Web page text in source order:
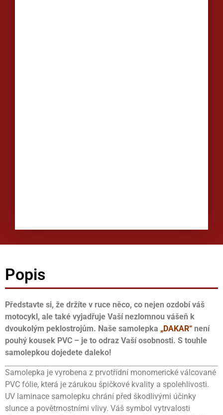
Popis
Představte si, že držíte v ruce něco, co nejen ozdobí váš
motocykl, ale také vyjadřuje Vaší nezlomnou vášeň k
dvoukolým peklostrojům. Naše samolepka „DAKAR“ není
pouhý kousek PVC – je to odraz Vaší osobnosti. S touhle
samolepkou dojedete daleko!
Samolepka je vyrobena z prvotřídní monomerické válcované
PVC fólie, která je zárukou špičkové kvality a spolehlivosti.
UV laminace samolepku chrání před škodlivými účinky
slunce a povětrnostními vlivy. Váš symbol vytrvalosti